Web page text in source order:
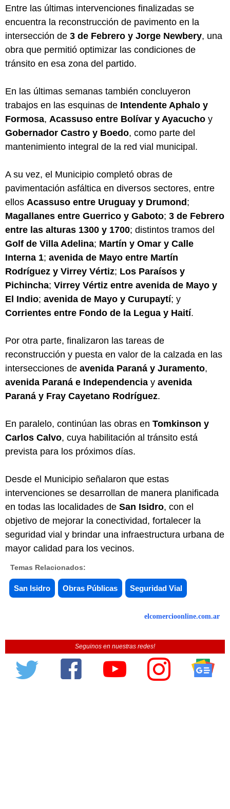
Entre las últimas intervenciones finalizadas se
encuentra la reconstrucción de pavimento en la
intersección de 3 de Febrero y Jorge Newbery, una
obra que permitió optimizar las condiciones de
tránsito en esa zona del partido.
En las últimas semanas también concluyeron
trabajos en las esquinas de Intendente Aphalo y
Formosa, Acassuso entre Bolívar y Ayacucho y
Gobernador Castro y Boedo, como parte del
mantenimiento integral de la red vial municipal.
A su vez, el Municipio completó obras de
pavimentación asfáltica en diversos sectores, entre
ellos Acassuso entre Uruguay y Drumond;
Magallanes entre Guerrico y Gaboto; 3 de Febrero
entre las alturas 1300 y 1700; distintos tramos del
Golf de Villa Adelina; Martín y Omar y Calle
Interna 1; avenida de Mayo entre Martín
Rodríguez y Virrey Vértiz; Los Paraísos y
Pichincha; Virrey Vértiz entre avenida de Mayo y
El Indio; avenida de Mayo y Curupaytí; y
Corrientes entre Fondo de la Legua y Haití.
Por otra parte, finalizaron las tareas de
reconstrucción y puesta en valor de la calzada en las
intersecciones de avenida Paraná y Juramento,
avenida Paraná e Independencia y avenida
Paraná y Fray Cayetano Rodríguez.
En paralelo, continúan las obras en Tomkinson y
Carlos Calvo, cuya habilitación al tránsito está
prevista para los próximos días.
Desde el Municipio señalaron que estas
intervenciones se desarrollan de manera planificada
en todas las localidades de San Isidro, con el
objetivo de mejorar la conectividad, fortalecer la
seguridad vial y brindar una infraestructura urbana de
mayor calidad para los vecinos.
Temas Relacionados:
San Isidro Obras Públicas Seguridad Vial
elcomercioonline.com.ar
Seguinos en nuestras redes!